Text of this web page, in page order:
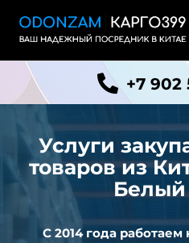
+7 902
Услуги
товаров из
Белый
С 2014 года